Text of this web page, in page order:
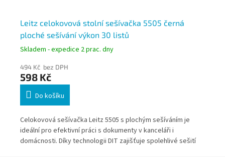
Leitz celokovová stolní sešívačka 5505 černá
ploché sešívání výkon 30 listů
Skladem - expedice 2 prac. dny
494 Kč bez DPH
598 Kč
Do košíku
Celokovová sešívačka Leitz 5505 s plochým sešíváním je
ideální pro efektivní práci s dokumenty v kanceláři i
domácnosti. Díky technologii DIT zajišťuje spolehlivé sešití